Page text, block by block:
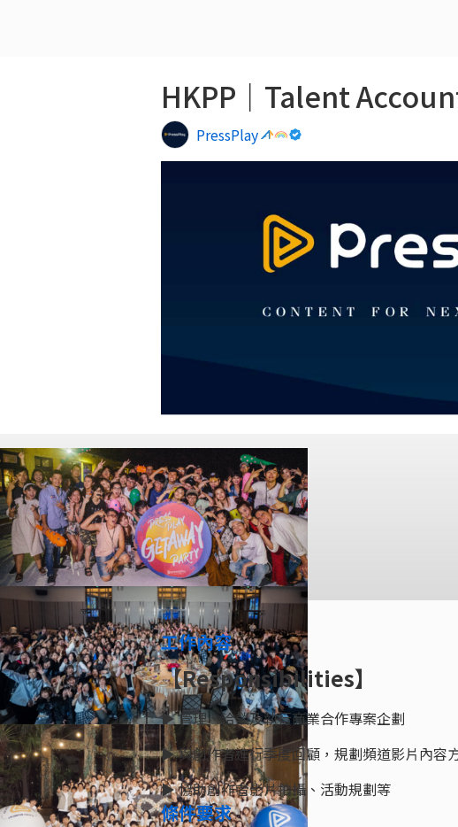
HKPP｜Talent
PressPlay
工作內容
【Responsibilities】
▶︎ 管理、洽談及執行商業合作專案企劃
▶︎ 與創作者進行季度回顧，規劃頻道影片內容
▶︎ 協助創作者影片拍攝、活動規劃等
條件要求